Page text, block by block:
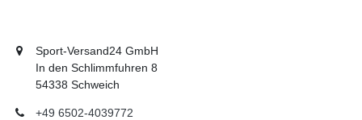
Sport-Versand24 GmbH
In den Schlimmfuhren 8
54338 Schweich
+49 6502-4039772